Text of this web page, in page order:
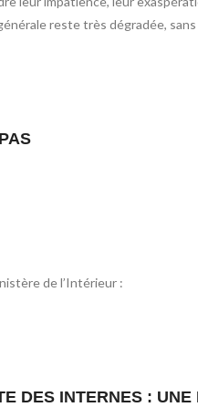
reste très dégradée,
de l’Intérieur :
DES INTERNES :